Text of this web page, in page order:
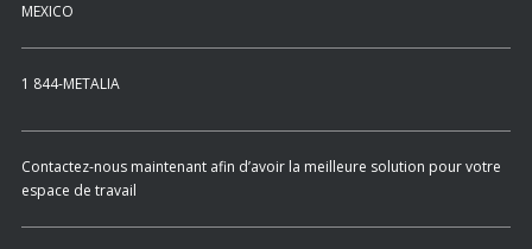
MEXICO
1 844-METALIA
Contactez-nous maintenant afin d’avoir la meilleure solution pour votre
espace de travail